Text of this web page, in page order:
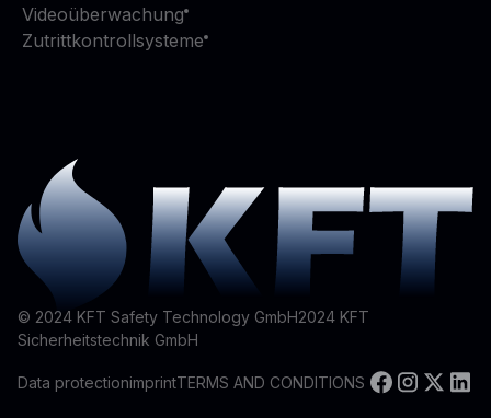
Videoüberwachung
Zutrittkontrollsysteme
© 2024 KFT Safety Technology GmbH2024 KFT
Sicherheitstechnik GmbH
Data protectionimprintTERMS AND CONDITIONS